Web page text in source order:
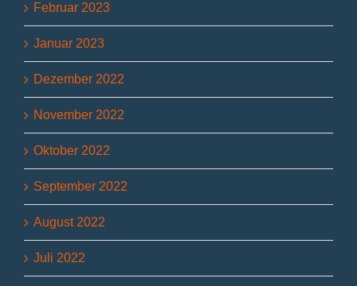
Februar 2023
Januar 2023
Dezember 2022
November 2022
Oktober 2022
September 2022
August 2022
Juli 2022